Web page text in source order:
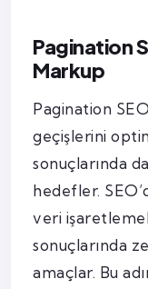
Pagination
Markup
Pagination
geçişlerini
sonuçlarında
hedefler.
veri
sonuçlarında
amaçlar. Bu